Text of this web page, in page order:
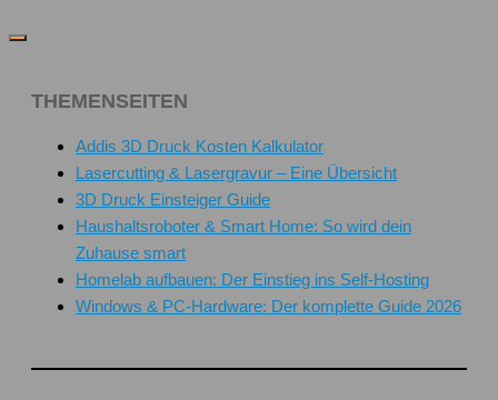
THEMENSEITEN
Addis 3D Druck Kosten Kalkulator
Lasercutting & Lasergravur – Eine Übersicht
3D Druck Einsteiger Guide
Haushaltsroboter & Smart Home: So wird dein
Zuhause smart
Homelab aufbauen: Der Einstieg ins Self-Hosting
Windows & PC-Hardware: Der komplette Guide 2026